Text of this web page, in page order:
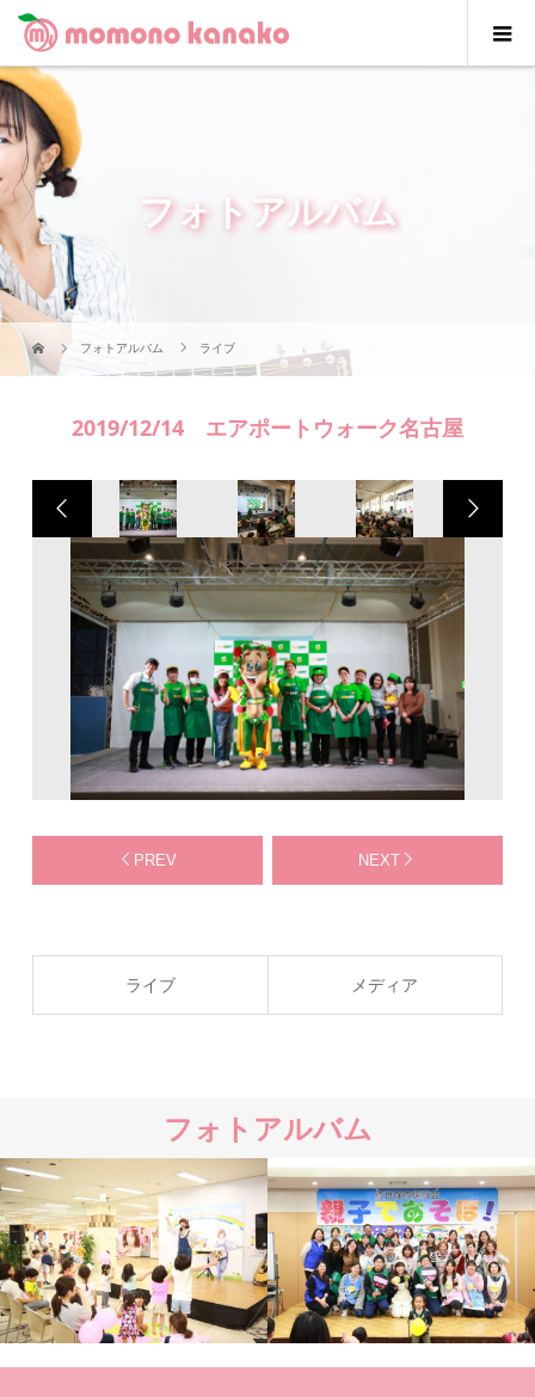
フォトアルバム
フォトアルバム ライブ
2019/12/14 エアポートウォーク名古屋
PREV NEXT
ライブ メディア
フォトアルバム